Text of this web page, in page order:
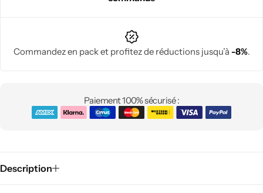
Commandez en pack et profitez de réductions jusqu’à -8%.
Paiement 100% sécurisé :
Description